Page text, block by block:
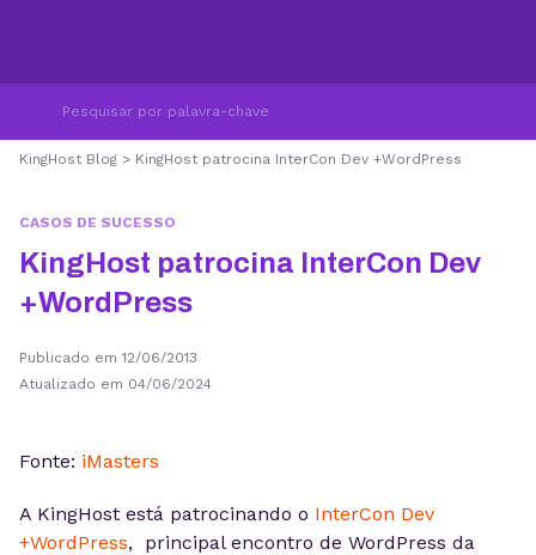
KingHost Blog > KingHost patrocina InterCon Dev +WordPress
CASOS DE SUCESSO
KingHost patrocina InterCon Dev
+WordPress
Publicado em 12/06/2013
Atualizado em 04/06/2024
Fonte: iMasters
A KingHost está patrocinando o InterCon Dev
+WordPress, principal encontro de WordPress da